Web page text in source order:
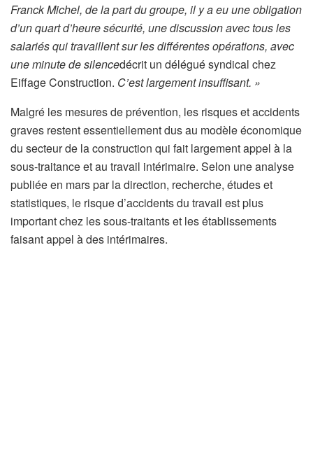
Franck Michel, de la part du groupe, il y a eu une obligation
d’un quart d’heure sécurité, une discussion avec tous les
salariés qui travaillent sur les différentes opérations, avec
une minute de silencedécrit un délégué syndical chez
Eiffage Construction. C’est largement insuffisant. »
Malgré les mesures de prévention, les risques et accidents
graves restent essentiellement dus au modèle économique
du secteur de la construction qui fait largement appel à la
sous-traitance et au travail intérimaire. Selon une analyse
publiée en mars par la direction, recherche, études et
statistiques, le risque d’accidents du travail est plus
important chez les sous-traitants et les établissements
faisant appel à des intérimaires.